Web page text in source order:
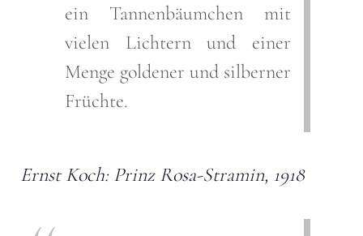
ein Tannenbäumchen mit
vielen Lichtern und einer
Menge goldener und silberner
Früchte.
Ernst Koch: Prinz Rosa-Stramin, 1918